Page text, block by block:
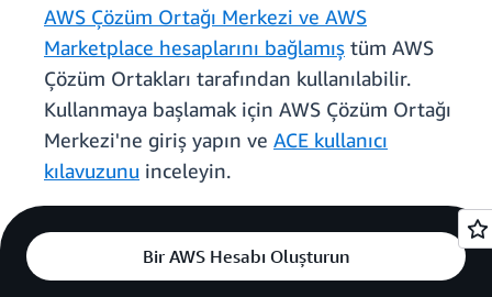
AWS Çözüm Ortağı Merkezi ve AWS
Marketplace hesaplarını bağlamış tüm AWS
Çözüm Ortakları tarafından kullanılabilir.
Kullanmaya başlamak için AWS Çözüm Ortağı
Merkezi'ne giriş yapın ve ACE kullanıcı
kılavuzunu inceleyin.
Bir AWS Hesabı Oluşturun